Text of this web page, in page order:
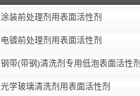
涂装前处理剂用表面活性剂
电镀前处理剂用表面活性剂
钢带(带钢)清洗剂专用低泡表面活性剂
光学玻璃清洗剂用表面活性剂